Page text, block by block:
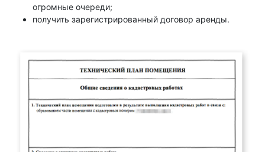
огромные очереди;
получить зарегистрированный договор аренды.